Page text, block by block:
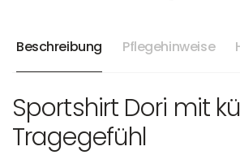
Beschreibung Pflegehinweise
Sportshirt Dori mit
Tragegefühl